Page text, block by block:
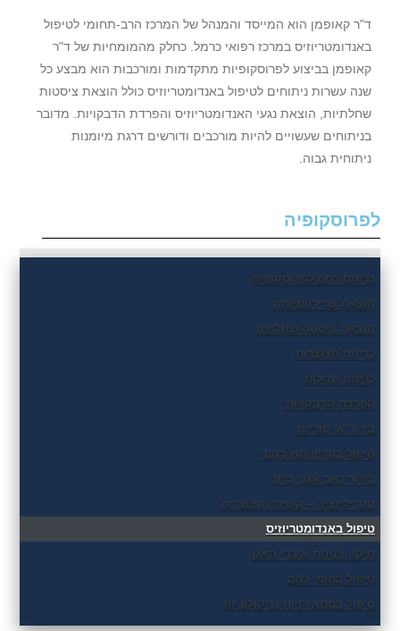
לפרוסקופיה
כריתת רחם לפרוסקופית
הוצאת שרירן/מיומה
הוצאת ציסטה שחלתית
כריתת חצוצרות
כריתת שחלות
הפרדת הדבקויות
בירור אי פוריות
טיפול בהריון חוץ רחמי
בירור כאב אגני כרוני
סטריליזציה – קשירת חצוצרות
טיפול באנדומטריוזיס
תיקון צניחת איברי האגן
טיפול במומי רחם
טיפול בממאירויות גניקולוגיות
ד"ר קאופמן הוא המייסד והמנהל של המרכז הרב-תחומי לטיפול
באנדומטריוזיס במרכז רפואי כרמל. כחלק מהמומחיות של ד"ר
קאופמן בביצוע לפרוסקופיות מתקדמות ומורכבות הוא מבצע כל
שנה עשרות ניתוחים לטיפול באנדומטריוזיס כולל הוצאת ציסטות
שחלתיות, הוצאת נגעי האנדומטריוזיס והפרדת הדבקויות. מדובר
בניתוחים שעשויים להיות מורכבים ודורשים דרגת מיומנות
ניתוחית גבוה.